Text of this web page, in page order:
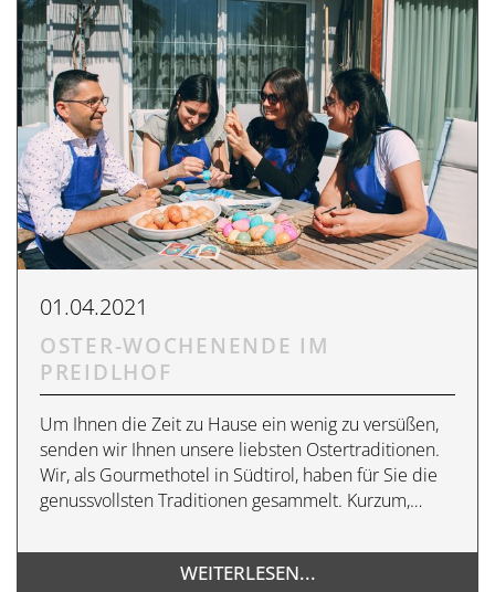
01.04.2021
OSTER-WOCHENENDE IM
PREIDLHOF
Um Ihnen die Zeit zu Hause ein wenig zu versüßen,
senden wir Ihnen unsere liebsten Ostertraditionen.
Wir, als Gourmethotel in Südtirol, haben für Sie die
genussvollsten Traditionen gesammelt. Kurzum,…
WEITERLESEN...